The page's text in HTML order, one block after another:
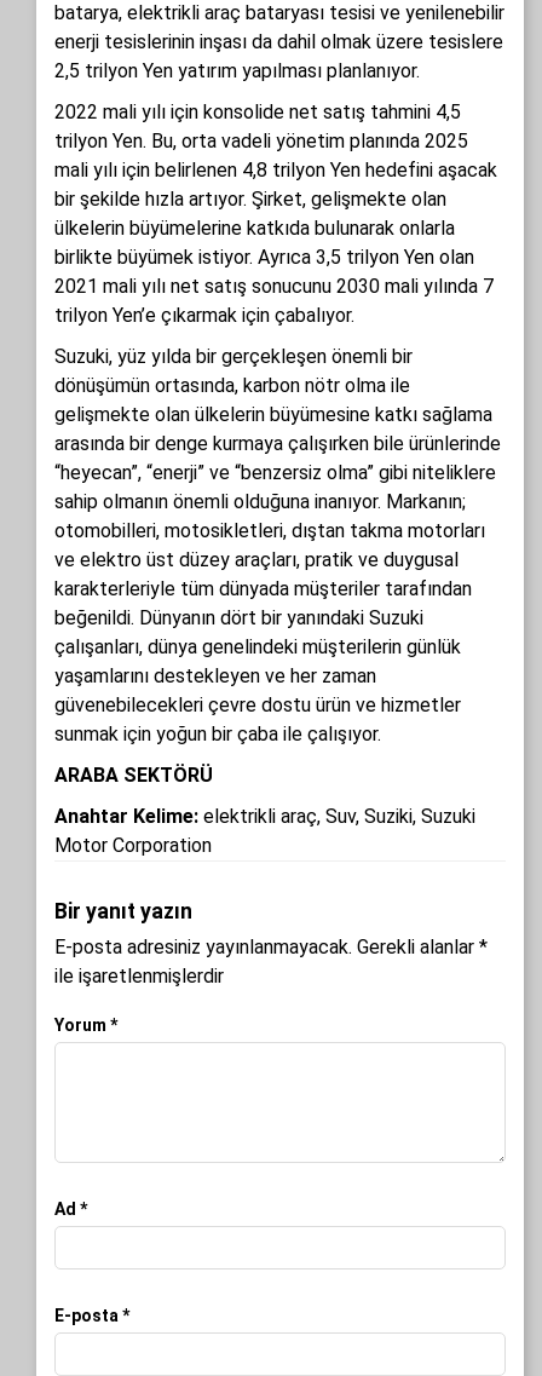
batarya, elektrikli araç bataryası tesisi ve yenilenebilir
enerji tesislerinin inşası da dahil olmak üzere tesislere
2,5 trilyon Yen yatırım yapılması planlanıyor.
2022 mali yılı için konsolide net satış tahmini 4,5
trilyon Yen. Bu, orta vadeli yönetim planında 2025
mali yılı için belirlenen 4,8 trilyon Yen hedefini aşacak
bir şekilde hızla artıyor. Şirket, gelişmekte olan
ülkelerin büyümelerine katkıda bulunarak onlarla
birlikte büyümek istiyor. Ayrıca 3,5 trilyon Yen olan
2021 mali yılı net satış sonucunu 2030 mali yılında 7
trilyon Yen’e çıkarmak için çabalıyor.
Suzuki, yüz yılda bir gerçekleşen önemli bir
dönüşümün ortasında, karbon nötr olma ile
gelişmekte olan ülkelerin büyümesine katkı sağlama
arasında bir denge kurmaya çalışırken bile ürünlerinde
“heyecan”, “enerji” ve “benzersiz olma” gibi niteliklere
sahip olmanın önemli olduğuna inanıyor. Markanın;
otomobilleri, motosikletleri, dıştan takma motorları
ve elektro üst düzey araçları, pratik ve duygusal
karakterleriyle tüm dünyada müşteriler tarafından
beğenildi. Dünyanın dört bir yanındaki Suzuki
çalışanları, dünya genelindeki müşterilerin günlük
yaşamlarını destekleyen ve her zaman
güvenebilecekleri çevre dostu ürün ve hizmetler
sunmak için yoğun bir çaba ile çalışıyor.
ARABA SEKTÖRÜ
Anahtar Kelime: elektrikli araç, Suv, Suziki, Suzuki
Motor Corporation
Bir yanıt yazın
E-posta adresiniz yayınlanmayacak. Gerekli alanlar *
ile işaretlenmişlerdir
Yorum *
Ad *
E-posta *